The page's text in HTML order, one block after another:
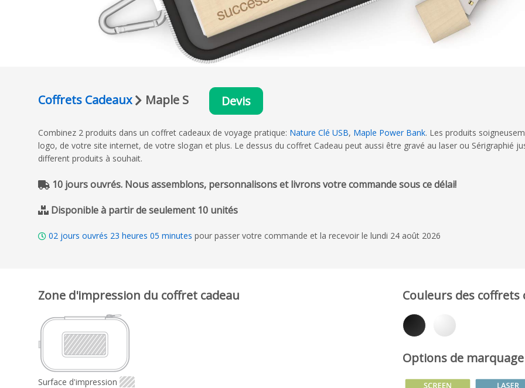
Coffrets Cadeaux Maple S Devis
Combinez 2 produits dans un coffret cadeaux de voyage pratique: Nature Clé USB, Maple Power Bank. Les produits
logo, de votre site internet, de votre slogan et plus. Le dessus du coffret Cadeau peut aussi être gravé au laser ou Sérigraphié
different produits à souhait.
10 jours ouvrés. Nous assemblons, personnalisons et livrons votre commande sous ce délai!
Disponible à partir de seulement 10 unités
02 jours ouvrés 23 heures 05 minutes pour passer votre commande et la recevoir le lundi 24 août 2026
Zone d'impression du coffret cadeau
Surface d'impression
Couleurs des coffrets
Options de marquage